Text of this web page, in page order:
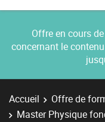
Offre en cours
concernant le
Accueil Offre de
Master Physique